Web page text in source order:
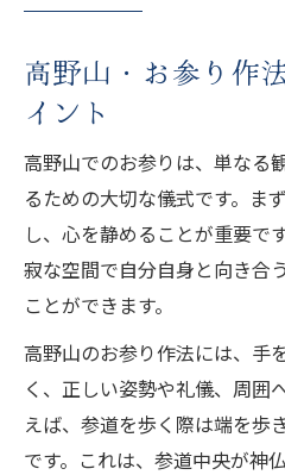
高野山・お参り作
イント
高野山でのお参りは、単なる
るための大切な儀式です。ま
し、心を静めることが重要で
寂な空間で自分自身と向き合
ことができます。
高野山のお参り作法には、手
く、正しい姿勢や礼儀、周囲
えば、参道を歩く際は端を歩
です。これは、参道中央が神